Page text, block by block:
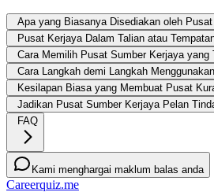
Apa yang Biasanya Disediakan oleh
Pusat Kerjaya Dalam Talian atau
Cara Memilih Pusat Sumber Kerjaya yang
Cara Langkah demi Langkah
Kesilapan Biasa yang Membuat Pusat
Jadikan Pusat Sumber Kerjaya Pelan
FAQ
Kami menghargai maklum balas anda
Careerquiz.me